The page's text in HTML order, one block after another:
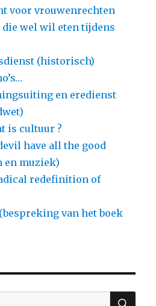
voor vrouwenrechten
die wel wil eten tijdens
(historisch)
en eredienst
is cultuur ?
have all the good
en muziek)
redefinition of
van het boek